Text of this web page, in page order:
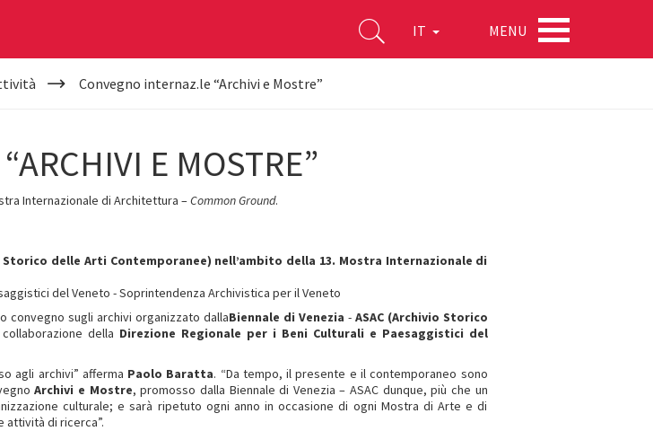
IT MENU
Convegno internaz.le “Archivi e Mostre”
E MOSTRE”
Internazionale di Architettura –Common Ground.
Storico delle Arti Contemporanee) nell’ambito della 13. Mostra Internazionale di
del Veneto - Soprintendenza Archivistica per il Veneto
convegno sugli archivi organizzato dallaBiennale di Venezia -ASAC (Archivio Storico
della Direzione Regionale per i Beni Culturali e Paesaggistici del
agli archivi” afferma Paolo Baratta. “Da tempo, il presente e il contemporaneo sono
Archivi e Mostre, promosso dalla Biennale di Venezia – ASAC dunque, più che un
culturale; e sarà ripetuto ogni anno in occasione di ogni Mostra di Arte e di
attività di ricerca”.